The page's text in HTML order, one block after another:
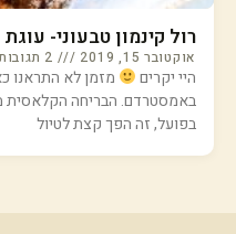
רול קינמון טבעוני-
אוקטובר 15, 2019
היי יקרים
מזמן לא התראנו
באמסטרדם. הבריחה הקלאסית
בפועל, זה הפך קצת לטיול